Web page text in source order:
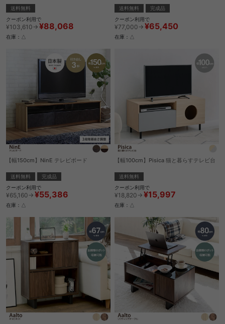
送料無料
クーポン利用で
¥103,610→ ¥88,068
在庫：△
送料無料
完成品
クーポン利用で
¥77,000→ ¥65,450
在庫：△
【幅150cm】NinE テレビボード
送料無料
完成品
クーポン利用で
¥65,160→ ¥55,386
在庫：△
【幅100cm】Pisica 猫と暮らすテレビ台
送料無料
クーポン利用で
¥18,820→ ¥15,997
在庫：△